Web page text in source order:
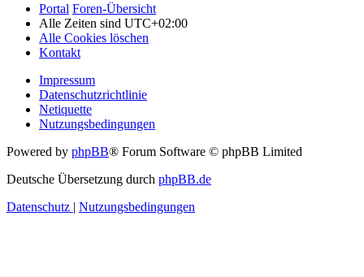
Portal Foren-Übersicht
Alle Zeiten sind UTC+02:00
Alle Cookies löschen
Kontakt
Impressum
Datenschutzrichtlinie
Netiquette
Nutzungsbedingungen
Powered by phpBB® Forum Software © phpBB Limited
Deutsche Übersetzung durch phpBB.de
Datenschutz | Nutzungsbedingungen